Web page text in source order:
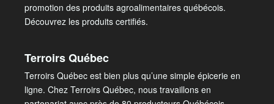
promotion des produits agroalimentaires québécois.
Découvrez les produits certifiés.
Terroirs Québec
Terroirs Québec est bien plus qu’une simple épicerie en
ligne. Chez Terroirs Québec, nous travaillons en